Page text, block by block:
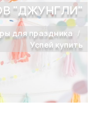
"ДЖУНГЛИ"
для праздника
Успей купить